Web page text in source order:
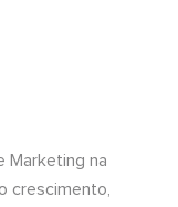
Marketing na
crescimento,